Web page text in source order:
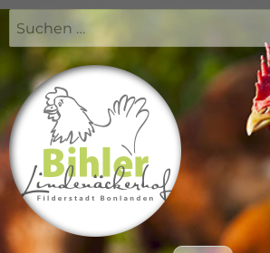
Suchen
nach: